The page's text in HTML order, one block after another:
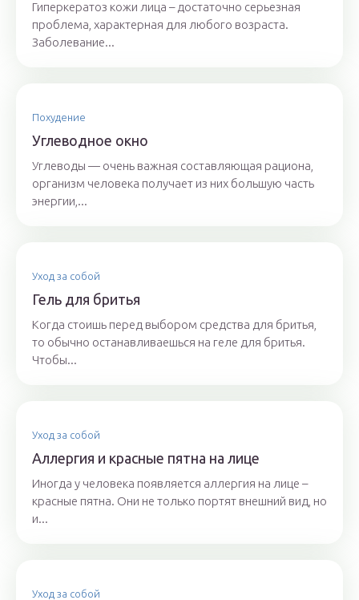
Гиперкератоз кожи лица – достаточно серьезная
проблема, характерная для любого возраста.
Заболевание...
Похудение
Углеводное окно
Углеводы — очень важная составляющая рациона,
организм человека получает из них большую часть
энергии,...
Уход за собой
Гель для бритья
Когда стоишь перед выбором средства для бритья,
то обычно останавливаешься на геле для бритья.
Чтобы...
Уход за собой
Аллергия и красные пятна на лице
Иногда у человека появляется аллергия на лице –
красные пятна. Они не только портят внешний вид, но
и...
Уход за собой